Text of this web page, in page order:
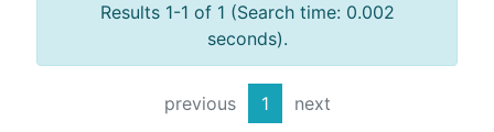
Results 1-1 of 1 (Search time: 0.002
seconds).
previous 1 next